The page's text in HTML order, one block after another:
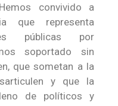
convivido a
que representa
públicas por
soportado sin
que sometan a la
y que la
de políticos y